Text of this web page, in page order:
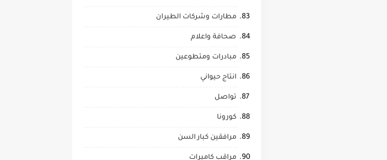
مطارات وشركات الطيران
صحافة واعلام
مبادرات ومتطوعين
انتاج حيواني
تواصل
كورونا
مرافقين كبار السن
مراقب كاميرات